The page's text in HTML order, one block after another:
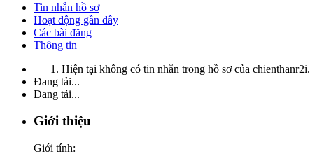
Tin nhắn hồ sơ
Hoạt động gần đây
Các bài đăng
Thông tin
Hiện tại không có tin nhắn trong hồ sơ của chienthanr2i.
Đang tải...
Đang tải...
Giới thiệu
Giới tính: